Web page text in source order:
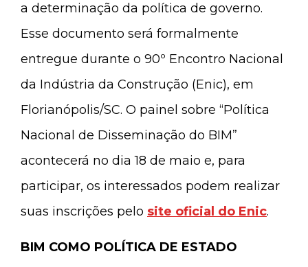
a determinação da política de governo.
Esse documento será formalmente
entregue durante o 90º Encontro Nacional
da Indústria da Construção (Enic), em
Florianópolis/SC. O painel sobre “Política
Nacional de Disseminação do BIM”
acontecerá no dia 18 de maio e, para
participar, os interessados podem realizar
suas inscrições pelo site oficial do Enic.
BIM COMO POLÍTICA DE ESTADO